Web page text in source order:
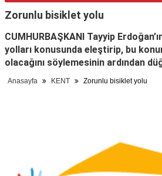
Zorunlu bisiklet yolu
CUMHURBAŞKANI Tayyip
yolları konusunda eleştirip, bu
olacağını söylemesinin ardından
Anasayfa KENT Zorunlu bisiklet yolu